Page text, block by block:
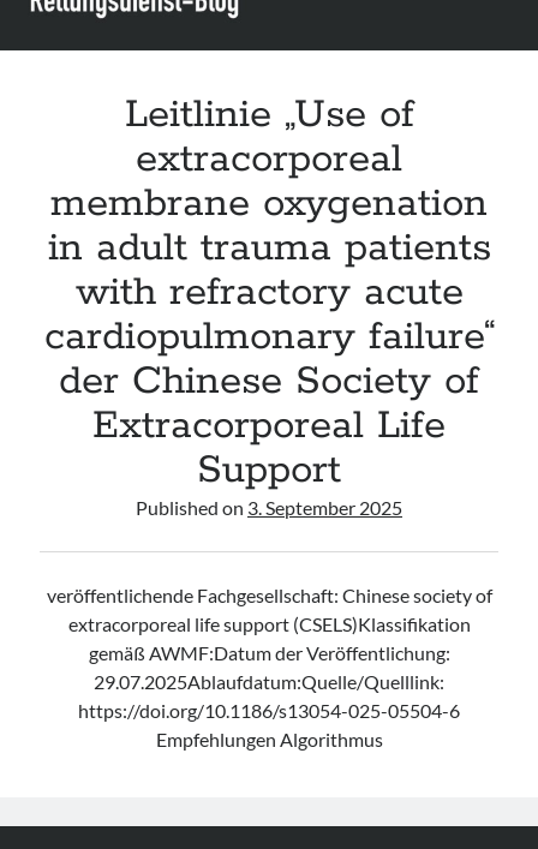
Leitlinie „Use of
extracorporeal
membrane oxygenation
in adult trauma patients
with refractory acute
cardiopulmonary failure“
der Chinese Society of
Extracorporeal Life
Support
Published on 3. September 2025
veröffentlichende Fachgesellschaft: Chinese society of
extracorporeal life support (CSELS)Klassifikation
gemäß AWMF:Datum der Veröffentlichung:
29.07.2025Ablaufdatum:Quelle/Quelllink:
https://doi.org/10.1186/s13054-025-05504-6
Empfehlungen Algorithmus